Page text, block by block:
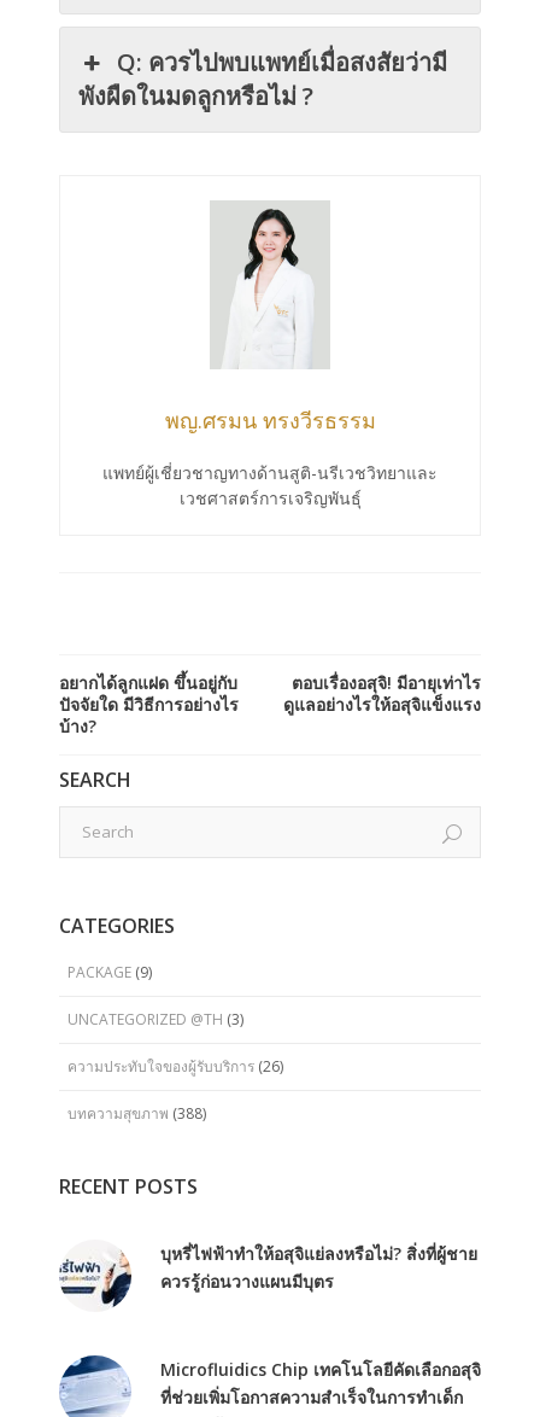
Q: ควรไปพบแพทย์เมื่อสงสัยว่ามี
พังผืดในมดลูกหรือไม่ ?
พญ.ศรมน ทรงวีรธรรม
แพทย์ผู้เชี่ยวชาญทางด้านสูติ-นรีเวชวิทยาและ
เวชศาสตร์การเจริญพันธุ์
อยากได้ลูกแฝด ขึ้นอยู่กับ
ปัจจัยใด มีวิธีการอย่างไร
บ้าง?
ตอบเรื่องอสุจิ! มีอายุเท่าไร
ดูแลอย่างไรให้อสุจิแข็งแรง
SEARCH
CATEGORIES
PACKAGE (9)
UNCATEGORIZED @TH (3)
ความประทับใจของผู้รับบริการ (26)
บทความสุขภาพ (388)
RECENT POSTS
บุหรี่ไฟฟ้าทำให้อสุจิแย่ลงหรือไม่? สิ่งที่ผู้ชาย
ควรรู้ก่อนวางแผนมีบุตร
Microfluidics Chip เทคโนโลยีคัดเลือกอสุจิ
ที่ช่วยเพิ่มโอกาสความสำเร็จในการทำเด็ก